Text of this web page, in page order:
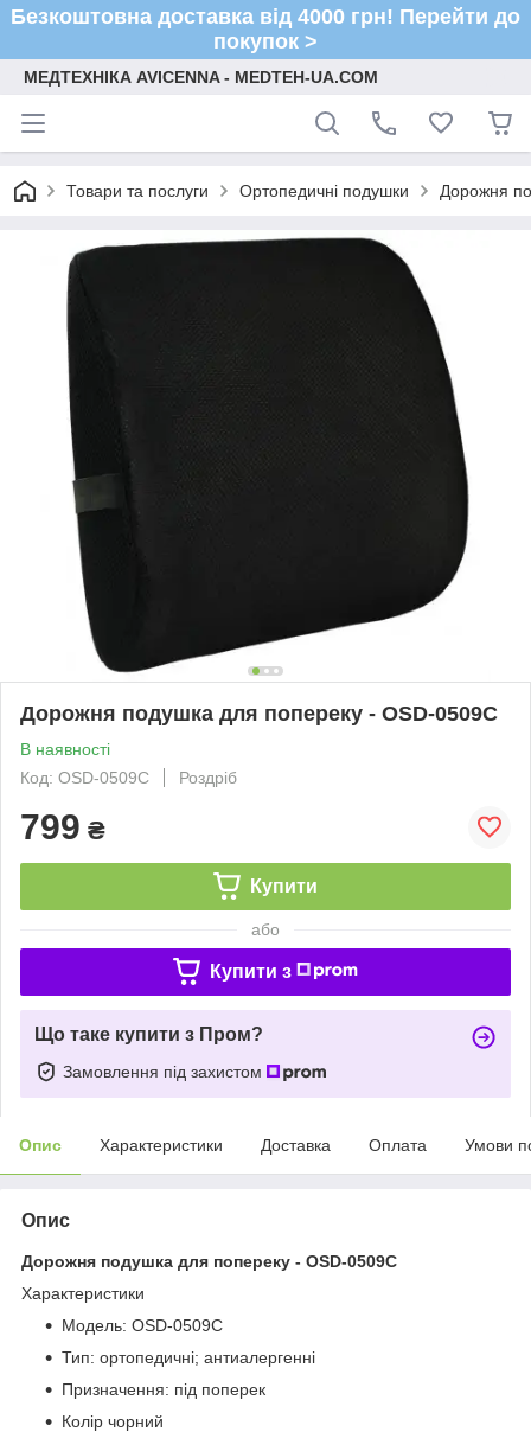
Безкоштовна доставка від 4000 грн! Перейти до
покупок >
МЕДТЕХНІКА AVICENNA - MEDTEH-UA.COM
Товари та послуги Ортопедичні подушки Дорожня
Дорожня подушка для попереку - OSD-0509C
В наявності
Код: OSD-0509C
Роздріб
799 ₴
Купити
або
Купити з
Що таке купити з Пром?
Замовлення під захистом
Опис Характеристики Доставка Оплата Умови
Опис
Дорожня подушка для попереку - OSD-0509C
Характеристики
Модель: OSD-0509C
Тип: ортопедичні; антиалергенні
Призначення: під поперек
Колір чорний